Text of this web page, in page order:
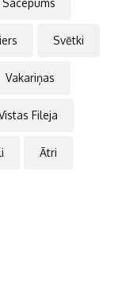
Svētki
Vakariņas
Fileja
Ātri